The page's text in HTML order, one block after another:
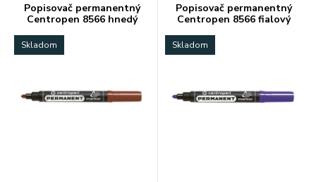
Popisovač permanentný
Centropen 8566 hnedý
Skladom
Popisovač permanentný
Centropen 8566 fialový
Skladom